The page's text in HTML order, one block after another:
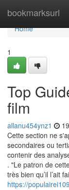
bookmarksurl
Home
Home
1
Top
film
allanu454ynz1
Cette section ne
secondaires ou
contenir des
. "Le patron de
très bien qu’il l’ait
https://